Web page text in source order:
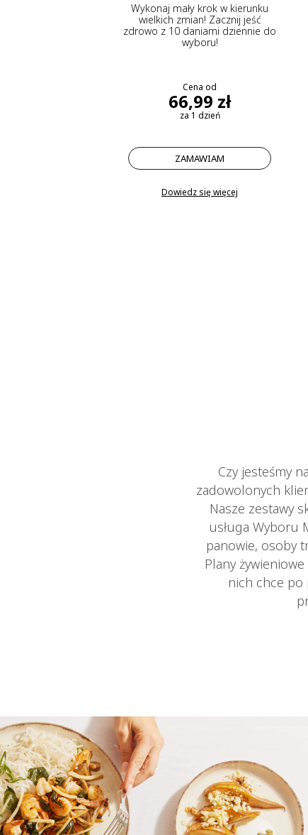
Wykonaj mały krok w kierunku
wielkich zmian! Zacznij jeść
zdrowo z 10 daniami dziennie do
wyboru!
Cena od
66,99 zł
za 1 dzień
ZAMAWIAM
Dowiedz się więcej
Czy jesteśmy
zadowolonych
Nasze zestawy
usługa Wyboru
panowie, osoby
Plany
nich chce po